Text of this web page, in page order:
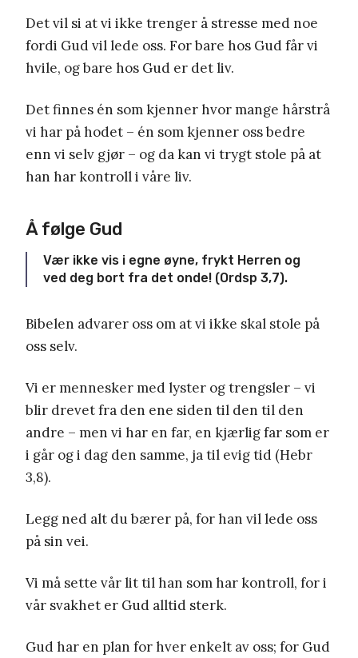
Det vil si at vi ikke trenger å stresse med noe
fordi Gud vil lede oss. For bare hos Gud får vi
hvile, og bare hos Gud er det liv.
Det finnes én som kjenner hvor mange hårstrå
vi har på hodet – én som kjenner oss bedre
enn vi selv gjør – og da kan vi trygt stole på at
han har kontroll i våre liv.
Å følge Gud
Vær ikke vis i egne øyne, frykt Herren og
ved deg bort fra det onde! (Ordsp 3,7).
Bibelen advarer oss om at vi ikke skal stole på
oss selv.
Vi er mennesker med lyster og trengsler – vi
blir drevet fra den ene siden til den til den
andre – men vi har en far, en kjærlig far som er
i går og i dag den samme, ja til evig tid (Hebr
3,8).
Legg ned alt du bærer på, for han vil lede oss
på sin vei.
Vi må sette vår lit til han som har kontroll, for i
vår svakhet er Gud alltid sterk.
Gud har en plan for hver enkelt av oss; for Gud